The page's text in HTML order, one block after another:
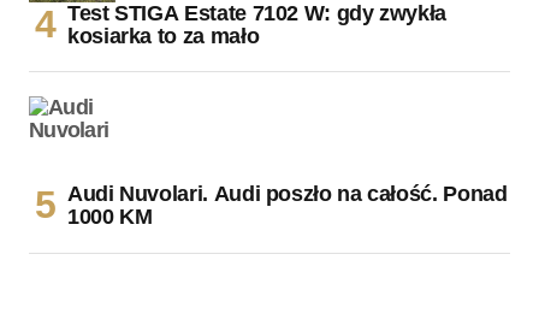
Test STIGA Estate 7102 W: gdy zwykła
kosiarka to za mało
Audi Nuvolari. Audi poszło na całość. Ponad
1000 KM